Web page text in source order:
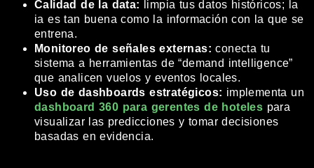
Calidad de la data: limpia tus datos históricos; la
ia es tan buena como la información con la que se
entrena.
Monitoreo de señales externas: conecta tu
sistema a herramientas de “demand intelligence”
que analicen vuelos y eventos locales.
Uso de dashboards estratégicos: implementa un
dashboard 360 para gerentes de hoteles para
visualizar las predicciones y tomar decisiones
basadas en evidencia.